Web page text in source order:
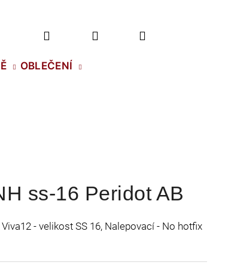
OBLEČENÍ
Přihlášení
ss-16 Peridot AB
- velikost SS 16, Nalepovací - No hotfix